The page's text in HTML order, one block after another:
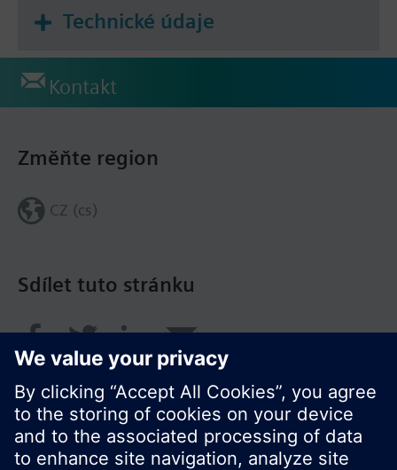
Technické údaje
Kontakt
Sdílet tuto stránku
Změňte region
CZ (cs)